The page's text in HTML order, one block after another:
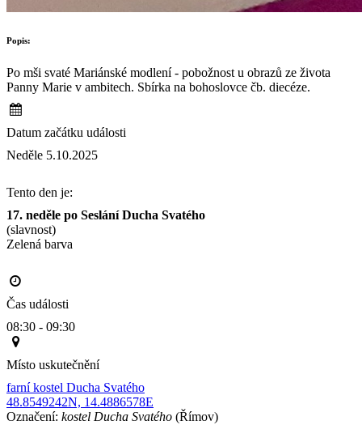
Popis:
Po mši svaté Mariánské modlení - pobožnost u obrazů ze života
Panny Marie v ambitech. Sbírka na bohoslovce čb. diecéze.
Datum začátku události
Neděle 5.10.2025
Tento den je:
17. neděle po Seslání Ducha Svatého
(slavnost)
Zelená barva
Čas události
08:30 - 09:30
Místo uskutečnění
farní kostel Ducha Svatého
48.8549242N, 14.4886578E
Označení: kostel Ducha Svatého (Římov)